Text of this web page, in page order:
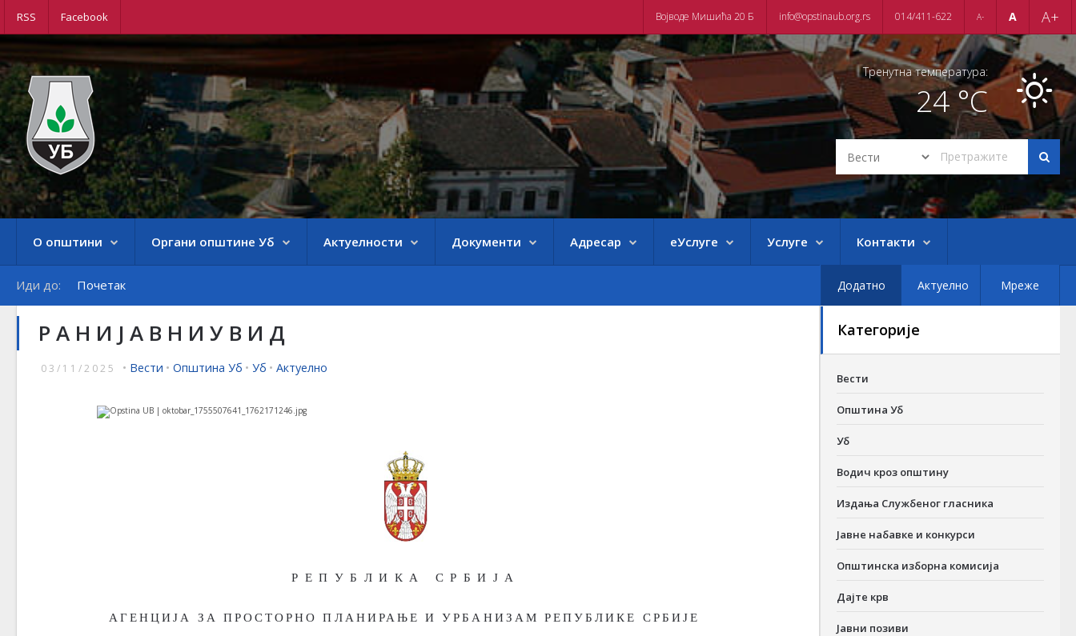
RSS Facebook A- A A+
Војводе Мишића 20 Б info@opstinaub.org.rs 014/411-622
Тренутна температура:
24 °C
О општини Органи општине Уб Актуелности Документи Адресар еУслуге Услуге Контакти
Иди до: Почетак
Р А Н И Ј А В Н И У В И Д
03/11/2025 • Вести • Општина Уб • Уб • Актуелно
РЕПУБЛИКА СРБИЈА
АГЕНЦИЈА ЗА ПРОСТОРНО ПЛАНИРАЊЕ И УРБАНИЗАМ РЕПУБЛИКЕ СРБИЈЕ
Додатно Актуелно Мреже
Категорије
Вести
Општина Уб
Уб
Водич кроз општину
Издања Службеног гласника
Јавне набавке и конкурси
Општинска изборна комисија
Дајте крв
Јавни позиви